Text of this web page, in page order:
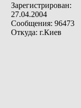
Зарегистрирован:
27.04.2004
Сообщения: 96473
Откуда: г.Киев